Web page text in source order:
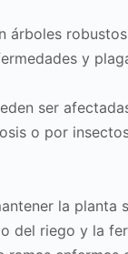
árboles
y
ser
o por
la planta
del riego y la